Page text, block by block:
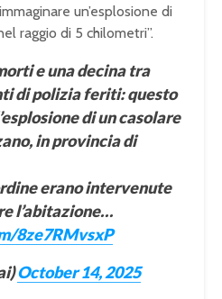
un’esplosione di
raggio di 5 chilometri”.
e una decina tra
di polizia feriti: questo
di un casolare
in provincia di
erano intervenute
l’abitazione…
8ze7RMvsxP
October 14, 2025